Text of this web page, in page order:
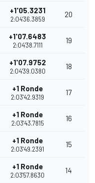
+1'05.3231
2:04'36.3859
20
+1'07.6483
2:04'38.7111
19
+1'07.9752
2:04'39.0380
18
+1 Ronde
2:03'42.9319
17
+1 Ronde
2:03'43.7815
16
+1 Ronde
2:03'49.2391
15
+1 Ronde
2:03'57.8630
14